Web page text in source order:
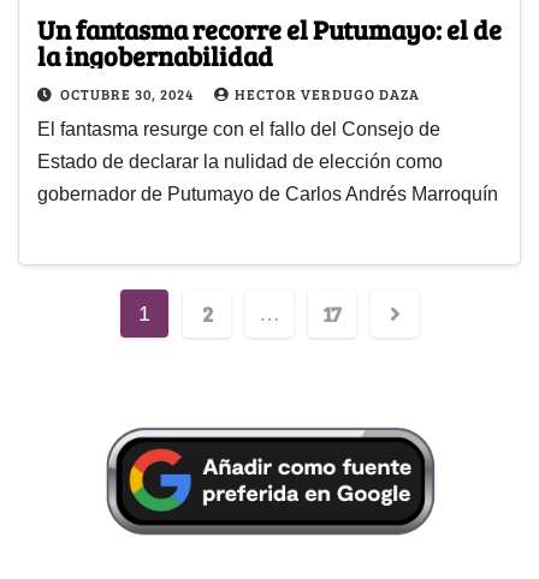
Un fantasma recorre el Putumayo: el de
la ingobernabilidad
OCTUBRE 30, 2024 HECTOR VERDUGO DAZA
El fantasma resurge con el fallo del Consejo de
Estado de declarar la nulidad de elección como
gobernador de Putumayo de Carlos Andrés Marroquín
1 2 … 17